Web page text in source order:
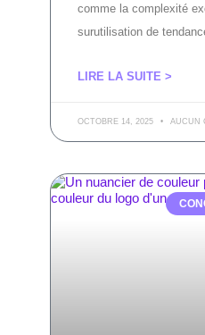
comme la complexité
surutilisation de
LIRE LA SUITE >
OCTOBRE 14, 2025 AUCUN